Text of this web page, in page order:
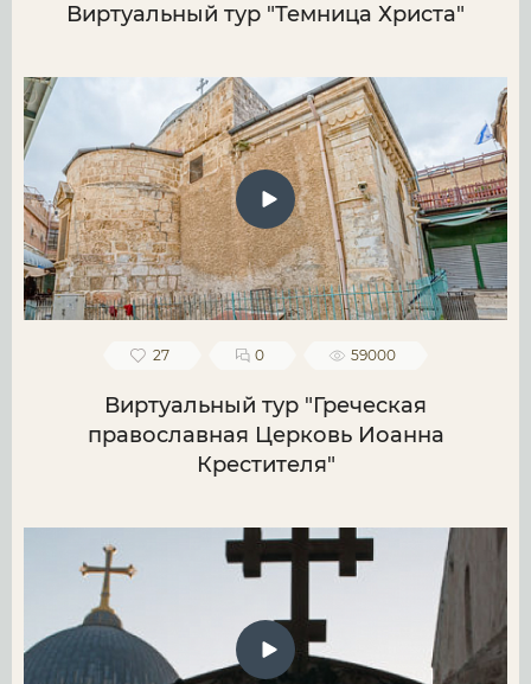
Виртуальный тур "Темница Христа"
27 0 59000
Виртуальный тур "Греческая
православная Церковь Иоанна
Крестителя"